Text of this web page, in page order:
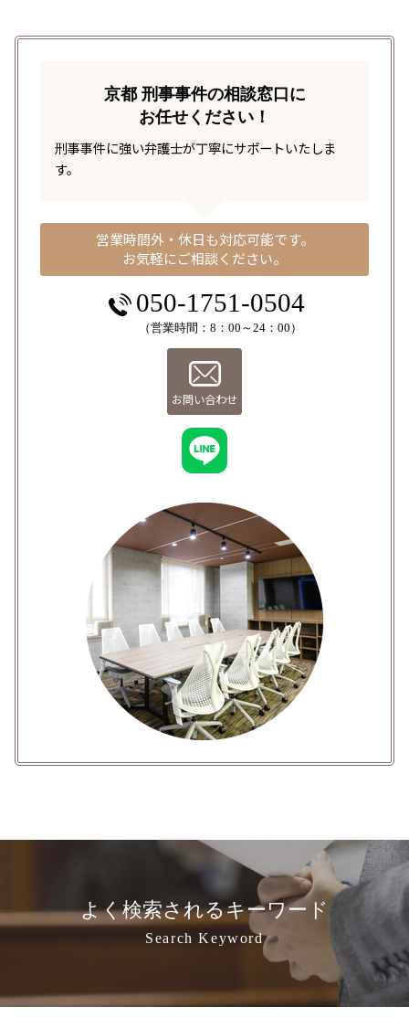
京都 刑事事件の相談窓口に
お任せください！
刑事事件に強い弁護士が丁寧にサポートいたしま
す。
営業時間外・休日も対応可能です。
お気軽にご相談ください。
050-1751-0504
（営業時間：8：00～24：00）
お問い合わせ
よく検索されるキーワード
Search Keyword